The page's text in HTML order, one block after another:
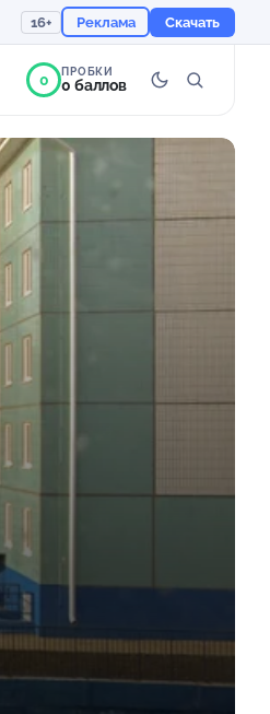
16+ Реклама Скачать
0 ПРОБКИ
0 баллов